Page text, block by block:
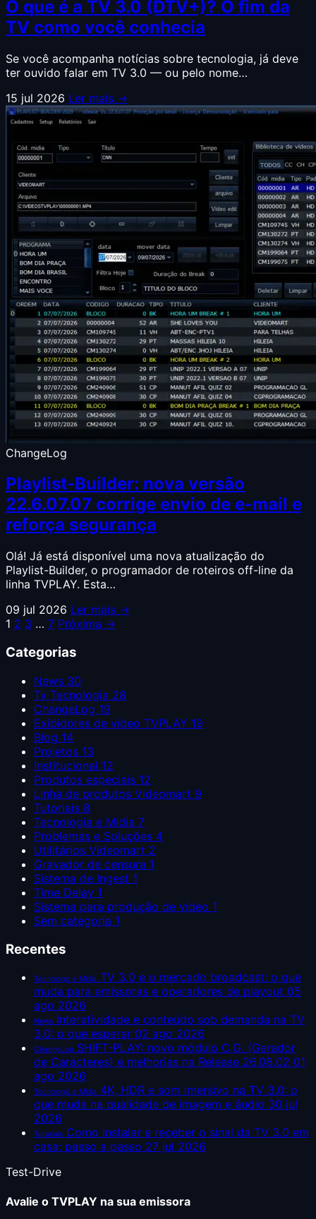
O que é a TV 3.0 (DTV+)? O fim da
TV como você conhecia
Se você acompanha notícias sobre tecnologia, já deve
ter ouvido falar em TV 3.0 — ou pelo nome…
15 jul 2026 Ler mais →
ChangeLog
Playlist-Builder: nova versão
22.6.07.07 corrige envio de e-mail e
reforça segurança
Olá! Já está disponível uma nova atualização do
Playlist-Builder, o programador de roteiros off-line da
linha TVPLAY. Esta…
09 jul 2026 Ler mais →
1 2 3 … 7 Próxima →
Categorias
News 30
Tv Tecnologia 28
ChangeLog 19
Exibidores de vídeo TVPLAY 19
Blog 14
Projetos 13
Institucional 12
Produtos especiais 12
Linha de produtos Videomart 9
Tutoriais 8
Tecnologia e Mídia 7
Problemas e Soluções 4
Utilitários Videomart 2
Gravador de censura 1
Sistema de Ingest 1
Time Delay 1
Sistema para produção de vídeo 1
Sem categoria 1
Recentes
Tecnologia e Mídia TV 3.0 e o mercado broadcast: o que
muda para emissoras e operadores de playout 05
ago 2026
News Interatividade e conteúdo sob demanda na TV
3.0: o que esperar 02 ago 2026
ChangeLog SHIFT-PLAY: novo módulo C.G. (Gerador
de Caracteres) e melhorias na Release 26.08.02 01
ago 2026
Tecnologia e Mídia 4K, HDR e som imersivo na TV 3.0: o
que muda na qualidade de imagem e áudio 30 jul
2026
Tutoriais Como instalar e receber o sinal da TV 3.0 em
casa: passo a passo 27 jul 2026
Test-Drive
Avalie o TVPLAY na sua emissora